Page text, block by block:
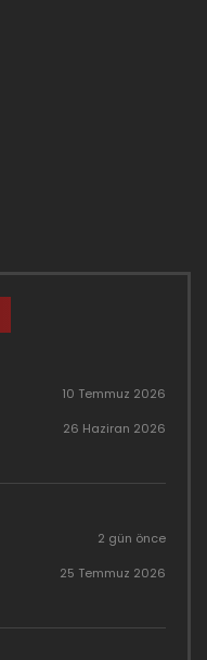
10 Temmuz 2026
26 Haziran 2026
2 gün önce
25 Temmuz 2026